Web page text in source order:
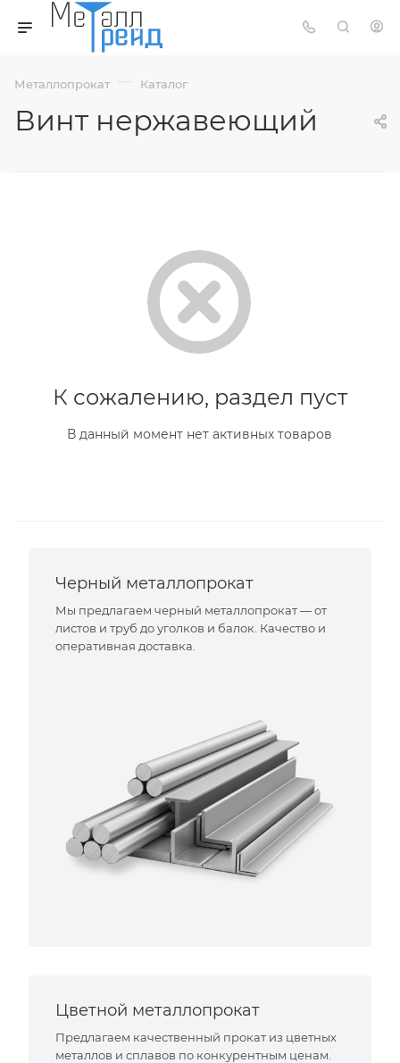
Металлопрокат — Каталог
Винт нержавеющий
К сожалению, раздел пуст
В данный момент нет активных товаров
Черный металлопрокат
Мы предлагаем черный металлопрокат — от
листов и труб до уголков и балок. Качество и
оперативная доставка.
Цветной металлопрокат
Предлагаем качественный прокат из цветных
металлов и сплавов по конкурентным ценам.